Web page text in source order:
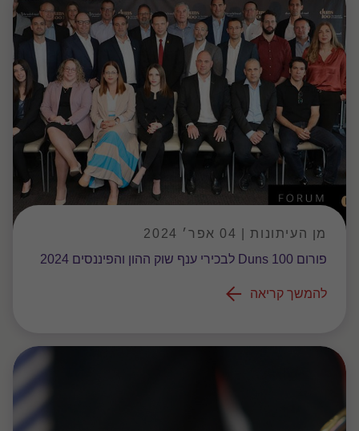
מן העיתונות | 04 אפר׳ 2024
פורום Duns 100 לבכירי ענף שוק ההון והפיננסים 2024
להמשך קריאה